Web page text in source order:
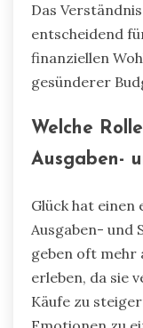
Das
entscheidend
finanziellen
gesünderer
Welche
Ausgaben-
Glück hat einen
Ausgaben- und
geben oft mehr
erleben, da sie
Käufe zu